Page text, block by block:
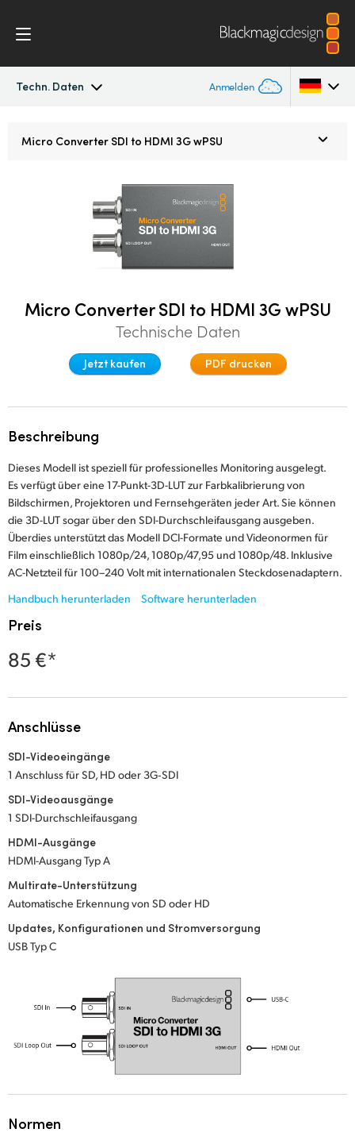
Techn. Daten Anmelden
Austria
China
Finland
France
Germany
Hong Kong SAR, China
India
Italy
Japan
Norway
Poland
Portugal
Singapore
Chinese Taipei
Turkey
Micro Converter SDI to HDMI 3G wPSU
Micro Converter SDI to HDMI 3G wPSU
Technische Daten
Jetzt kaufen PDF drucken
Beschreibung
Dieses Modell ist speziell für professionelles Monitoring ausgelegt.
Es verfügt über eine 17-Punkt-3D-LUT zur Farbkalibrierung von
Bildschirmen, Projektoren und Fernsehgeräten jeder Art. Sie können
die 3D-LUT sogar über den SDI-Durchschleifausgang ausgeben.
Überdies unterstützt das Modell DCI-Formate und Videonormen für
Film einschließlich 1080p/24, 1080p/47,95 und 1080p/48. Inklusive
AC-Netzteil für 100–240 Volt mit internationalen Steckdosenadaptern.
Handbuch herunterladen
Software herunterladen
Preis
85 €*
Anschlüsse
SDI-Videoeingänge
1 Anschluss für SD, HD oder 3G‑SDI
SDI-Videoausgänge
1 SDI-Durchschleifausgang
HDMI-Ausgänge
HDMI-Ausgang Typ A
Multirate-Unterstützung
Automatische Erkennung von SD oder HD
Updates, Konfigurationen und Stromversorgung
USB Typ C
Normen